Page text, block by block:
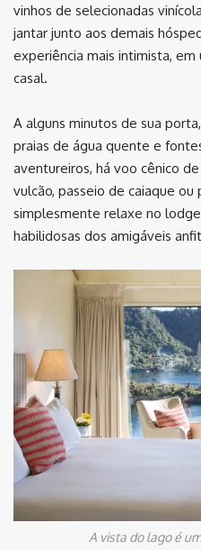
vinhos de selecionadas
jantar junto aos demais
experiência mais intimista,
casal.
A alguns minutos de sua
praias de água quente e
aventureiros, há voo cênico
vulcão, passeio de caiaque ou
simplesmente relaxe no
habilidosas dos amigáveis
A vista do lago é